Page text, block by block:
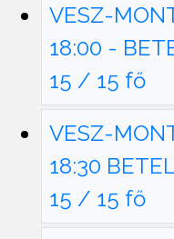
VESZ-
18:00 -
15 / 15 fő
VESZ-
18:30
15 / 15 fő